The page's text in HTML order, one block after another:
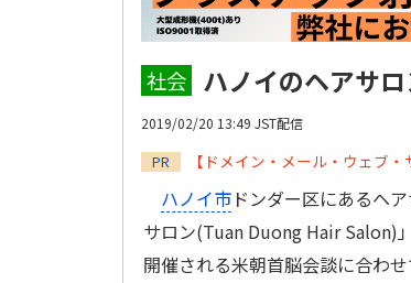
社会 ハノイのヘアサ
2019/02/20 13:49 JST配信
PR 【ドメイン・メール・ウェブ
ハノイ市ドンダー区にあるヘ
サロン(Tuan Duong Hair Salon)
開催される米朝首脳会談に合わ